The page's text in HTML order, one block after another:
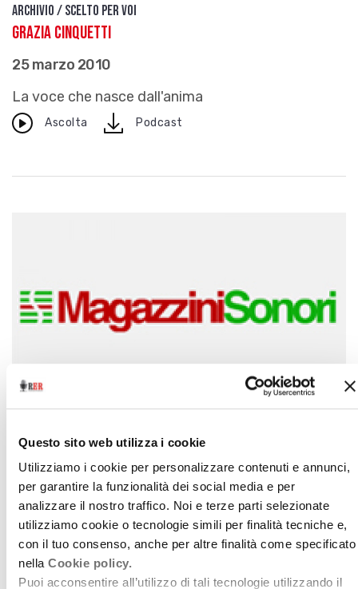
Questo sito web utilizza i cookie
Utilizziamo i cookie per personalizzare contenuti e annunci,
per garantire la funzionalità dei social media e per
analizzare il nostro traffico. Noi e terze parti selezionate
utilizziamo cookie o tecnologie simili per finalità tecniche e,
con il tuo consenso, anche per altre finalità come specificato
nella Cookie policy.
Puoi acconsentire all’utilizzo di tali tecnologie utilizzando il
Archivio / Scelto per voi
Grazia Cinquetti
25 marzo 2010
La voce che nasce dall'anima
Ascolta downloadPodcast
Un po' di... musica
20 marzo 2010
da Magazzini Sonori
Ascolta downloadPodcast